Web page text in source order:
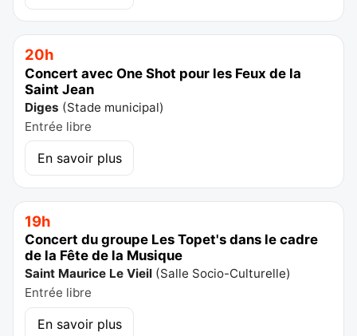
20h
Concert avec One Shot pour les Feux de la
Saint Jean
Diges (Stade municipal)
Entrée libre
En savoir plus
19h
Concert du groupe Les Topet's dans le cadre
de la Fête de la Musique
Saint Maurice Le Vieil (Salle Socio-Culturelle)
Entrée libre
En savoir plus